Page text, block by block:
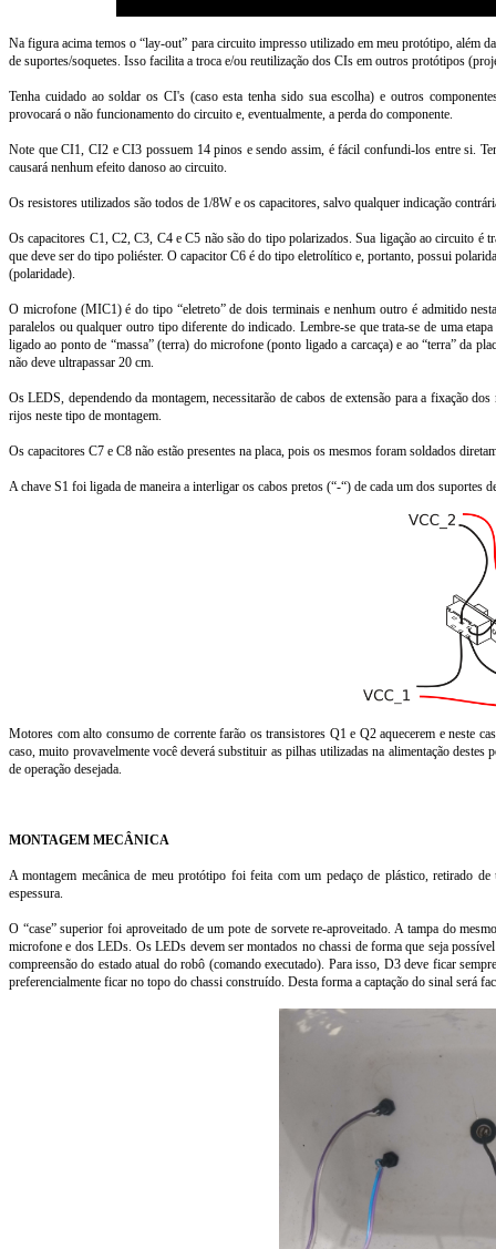
Na figura acima temos o “lay-out” para circuito impresso utilizado em meu protótipo, além
de suportes/soquetes. Isso facilita a troca e/ou reutilização dos CIs em outros protótipos
Tenha cuidado ao soldar os CI's (caso esta tenha sido sua escolha) e outros
provocará o não funcionamento do circuito e, eventualmente, a perda do componente.
Note que CI1, CI2 e CI3 possuem 14 pinos e sendo assim, é fácil confundi-los entre si.
causará nenhum efeito danoso ao circuito.
Os resistores utilizados são todos de 1/8W e os capacitores, salvo qualquer indicação
Os capacitores C1, C2, C3, C4 e C5 não são do tipo polarizados. Sua ligação ao circuito é
que deve ser do tipo poliéster. O capacitor C6 é do tipo eletrolítico e, portanto, possui
(polaridade).
O microfone (MIC1) é do tipo “eletreto” de dois terminais e nenhum outro é admitido
paralelos ou qualquer outro tipo diferente do indicado. Lembre-se que trata-se de uma
ligado ao ponto de “massa” (terra) do microfone (ponto ligado a carcaça) e ao “terra” da
não deve ultrapassar 20 cm.
Os LEDS, dependendo da montagem, necessitarão de cabos de extensão para a fixação
rijos neste tipo de montagem.
Os capacitores C7 e C8 não estão presentes na placa, pois os mesmos foram soldados
A chave S1 foi ligada de maneira a interligar os cabos pretos (“-“) de cada um dos
Motores com alto consumo de corrente farão os transistores Q1 e Q2 aquecerem e neste
caso, muito provavelmente você deverá substituir as pilhas utilizadas na alimentação
de operação desejada.
MONTAGEM MECÂNICA
A montagem mecânica de meu protótipo foi feita com um pedaço de plástico, retirado
espessura.
O “case” superior foi aproveitado de um pote de sorvete re-aproveitado. A tampa do
microfone e dos LEDs. Os LEDs devem ser montados no chassi de forma que seja
compreensão do estado atual do robô (comando executado). Para isso, D3 deve ficar
preferencialmente ficar no topo do chassi construído. Desta forma a captação do sinal será